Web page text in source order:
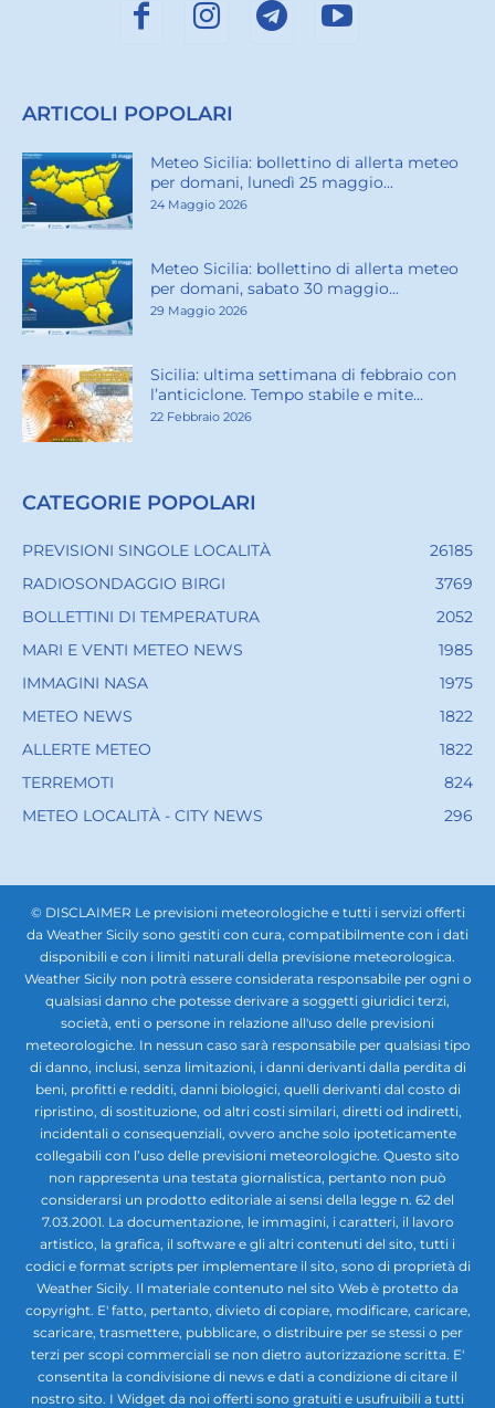
ARTICOLI POPOLARI
Meteo Sicilia: bollettino di allerta meteo
per domani, lunedì 25 maggio...
24 Maggio 2026
Meteo Sicilia: bollettino di allerta meteo
per domani, sabato 30 maggio...
29 Maggio 2026
Sicilia: ultima settimana di febbraio con
l’anticiclone. Tempo stabile e mite...
22 Febbraio 2026
CATEGORIE POPOLARI
PREVISIONI SINGOLE LOCALITÀ
26185
RADIOSONDAGGIO BIRGI
3769
BOLLETTINI DI TEMPERATURA
2052
MARI E VENTI METEO NEWS
1985
IMMAGINI NASA
1975
METEO NEWS
1822
ALLERTE METEO
1822
TERREMOTI
824
METEO LOCALITÀ - CITY NEWS
296
© DISCLAIMER Le previsioni meteorologiche e tutti i servizi offerti
da Weather Sicily sono gestiti con cura, compatibilmente con i dati
disponibili e con i limiti naturali della previsione meteorologica.
Weather Sicily non potrà essere considerata responsabile per ogni o
qualsiasi danno che potesse derivare a soggetti giuridici terzi,
società, enti o persone in relazione all'uso delle previsioni
meteorologiche. In nessun caso sarà responsabile per qualsiasi tipo
di danno, inclusi, senza limitazioni, i danni derivanti dalla perdita di
beni, profitti e redditi, danni biologici, quelli derivanti dal costo di
ripristino, di sostituzione, od altri costi similari, diretti od indiretti,
incidentali o consequenziali, ovvero anche solo ipoteticamente
collegabili con l’uso delle previsioni meteorologiche. Questo sito
non rappresenta una testata giornalistica, pertanto non può
considerarsi un prodotto editoriale ai sensi della legge n. 62 del
7.03.2001. La documentazione, le immagini, i caratteri, il lavoro
artistico, la grafica, il software e gli altri contenuti del sito, tutti i
codici e format scripts per implementare il sito, sono di proprietà di
Weather Sicily. Il materiale contenuto nel sito Web è protetto da
copyright. E' fatto, pertanto, divieto di copiare, modificare, caricare,
scaricare, trasmettere, pubblicare, o distribuire per se stessi o per
terzi per scopi commerciali se non dietro autorizzazione scritta. E'
consentita la condivisione di news e dati a condizione di citare il
nostro sito. I Widget da noi offerti sono gratuiti e usufruibili a tutti